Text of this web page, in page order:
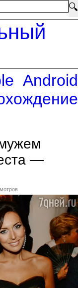
🔍
Android
—